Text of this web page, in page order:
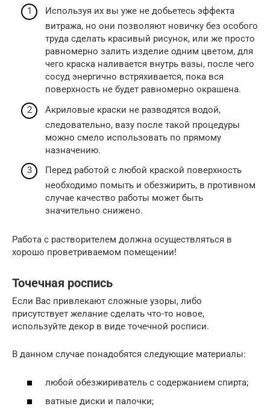
Используя их вы уже не добьетесь эффекта
витража, но они позволяют новичку без особого
труда сделать красивый рисунок, или же просто
равномерно залить изделие одним цветом, для
чего краска наливается внутрь вазы, после чего
сосуд энергично встряхивается, пока вся
поверхность не будет равномерно окрашена.
Акриловые краски не разводятся водой,
следовательно, вазу после такой процедуры
можно смело использовать по прямому
назначению.
Перед работой с любой краской поверхность
необходимо помыть и обезжирить, в противном
случае качество работы может быть
значительно снижено.
Работа с растворителем должна осуществляться в
хорошо проветриваемом помещении!
Точечная роспись
Если Вас привлекают сложные узоры, либо
присутствует желание сделать что-то новое,
используйте декор в виде точечной росписи.
В данном случае понадобятся следующие материалы:
любой обезжириватель с содержанием спирта;
ватные диски и палочки;